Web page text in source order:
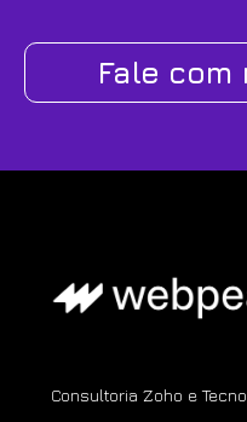
Fale com
Consultoria Zoho e